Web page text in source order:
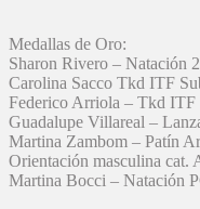
Medallas de Oro:
Sharon Rivero – Natación
Carolina Sacco Tkd ITF
Federico Arriola – Tkd ITF
Guadalupe Villareal –
Martina Zambom – Patín
Orientación masculina cat.
Martina Bocci – Natación